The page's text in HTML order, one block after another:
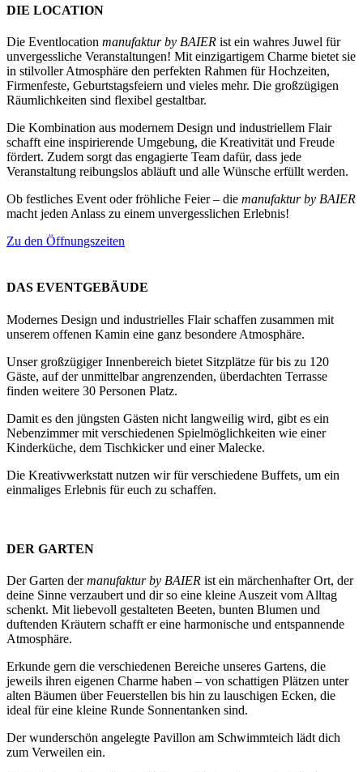
DIE LOCATION
Die Eventlocation manufaktur by BAIER ist ein wahres Juwel für
unvergessliche Veranstaltungen! Mit einzigartigem Charme bietet sie
in stilvoller Atmosphäre den perfekten Rahmen für Hochzeiten,
Firmenfeste, Geburtstagsfeiern und vieles mehr. Die großzügigen
Räumlichkeiten sind flexibel gestaltbar.
Die Kombination aus modernem Design und industriellem Flair
schafft eine inspirierende Umgebung, die Kreativität und Freude
fördert. Zudem sorgt das engagierte Team dafür, dass jede
Veranstaltung reibungslos abläuft und alle Wünsche erfüllt werden.
Ob festliches Event oder fröhliche Feier – die manufaktur by BAIER
macht jeden Anlass zu einem unvergesslichen Erlebnis!
Zu den Öffnungszeiten
DAS EVENTGEBÄUDE
Modernes Design und industrielles Flair schaffen zusammen mit
unserem offenen Kamin eine ganz besondere Atmosphäre.
Unser großzügiger Innenbereich bietet Sitzplätze für bis zu 120
Gäste, auf der unmittelbar angrenzenden, überdachten Terrasse
finden weitere 30 Personen Platz.
Damit es den jüngsten Gästen nicht langweilig wird, gibt es ein
Nebenzimmer mit verschiedenen Spielmöglichkeiten wie einer
Kinderküche, dem Tischkicker und einer Malecke.
Die Kreativwerkstatt nutzen wir für verschiedene Buffets, um ein
einmaliges Erlebnis für euch zu schaffen.
DER GARTEN
Der Garten dermanufaktur by BAIER ist ein märchenhafter Ort, der
deine Sinne verzaubert und dir so eine kleine Auszeit vom Alltag
schenkt. Mit liebevoll gestalteten Beeten, bunten Blumen und
duftenden Kräutern schafft er eine harmonische und entspannende
Atmosphäre.
Erkunde gern die verschiedenen Bereiche unseres Gartens, die
jeweils ihren eigenen Charme haben – von schattigen Plätzen unter
alten Bäumen über Feuerstellen bis hin zu lauschigen Ecken, die
ideal für eine kleine Runde Sonnentanken sind.
Der wunderschön angelegte Pavillon am Schwimmteich lädt dich
zum Verweilen ein.